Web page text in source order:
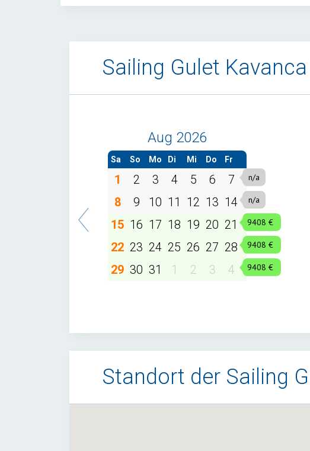
Sailing Gulet
Aug 2026
Sa So Mo Di Mi Do Fr
1 2 3 4 5 6
7
8
9 10 11 12 13 14
15 16 17 18 19 20 21
22 23 24 25 26 27 28
29 30 31 1 2 3 4
Standort der Sailing